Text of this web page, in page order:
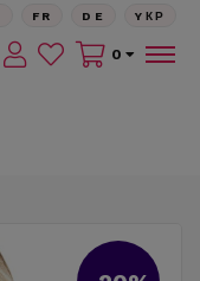
FR DE YКР
0